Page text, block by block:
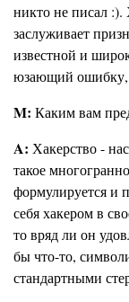
никто не писал :).
заслуживает
известной и
юзающий ошибку,
M: Каким вам
A: Хакерство -
такое
формулируется и
себя хакером в
то вряд ли он
бы что-то,
стандартными